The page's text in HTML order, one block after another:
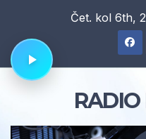
content
Čet. kol 6th,
RADIO